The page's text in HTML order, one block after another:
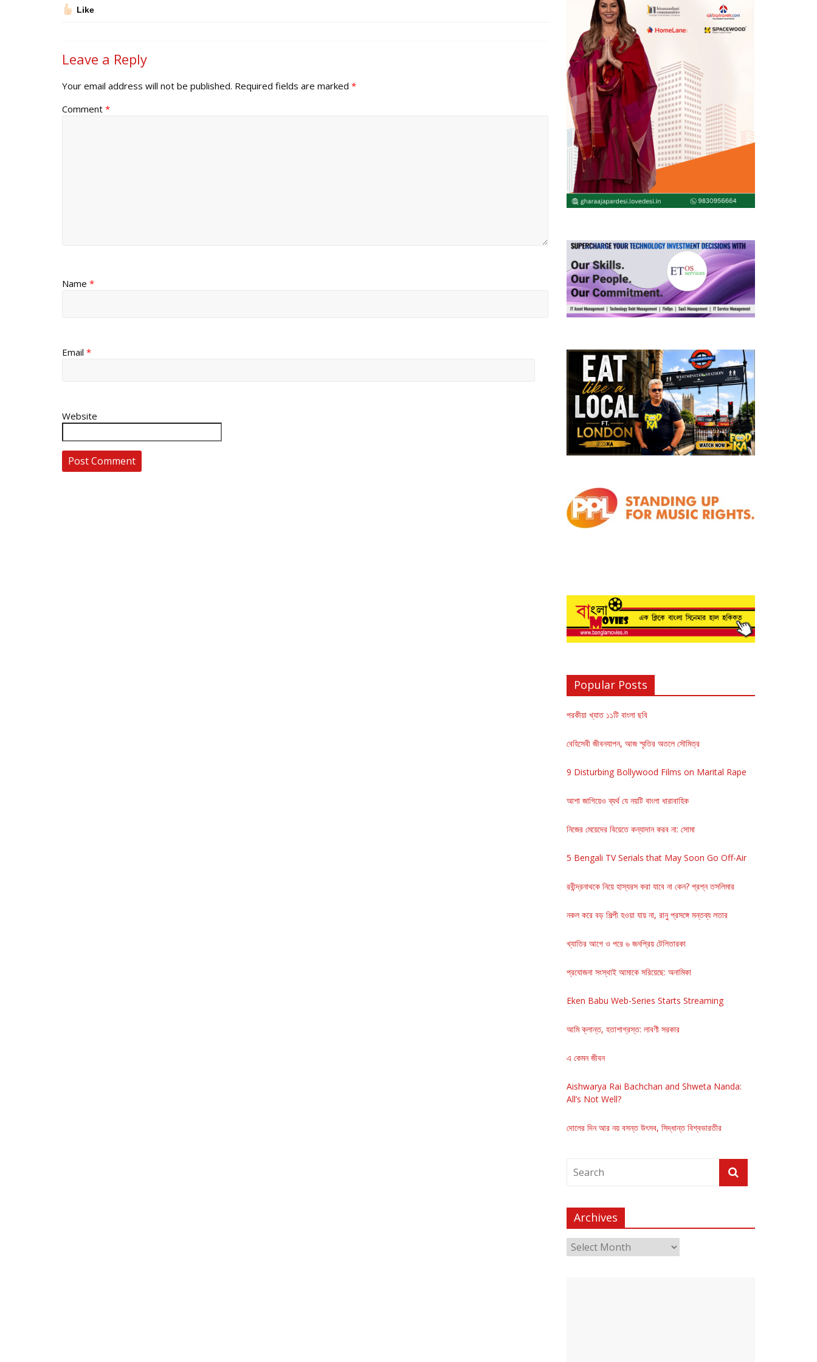
Like
Leave a Reply
Your email address will not be published. Required fields are marked *
Comment *
Name *
Email *
Website
Popular Posts
পরকীয়া খ্যাত ১১টি বাংলা ছবি
বেহিসেবী জীবনযাপন, আজ স্মৃতির অতলে সৌমিত্র
9 Disturbing Bollywood Films on Marital Rape
আশা জাগিয়েও ব্যর্থ যে নয়টি বাংলা ধারাবাহিক
নিজের মেয়েদের বিয়েতে কন্যাদান করব না: সোমা
5 Bengali TV Serials that May Soon Go Off-Air
রবীন্দ্রনাথকে নিয়ে হাস্যরস করা যাবে না কেন? প্রশ্ন তসলিমার
নকল করে বড় শিল্পী হওয়া যায় না, রানু প্রসঙ্গে মন্তব্য লতার
খ্যাতির আগে ও পরে ৬ জনপ্রিয় টেলিতারকা
প্রযোজনা সংস্থাই আমাকে সরিয়েছে: অনামিকা
Eken Babu Web-Series Starts Streaming
আমি ক্লান্ত, হতাশাগ্রস্ত: লাবণী সরকার
এ কেমন জীবন
Aishwarya Rai Bachchan and Shweta Nanda:
All’s Not Well?
দোলের দিন আর নয় বসন্ত উৎসব, সিদ্ধান্ত বিশ্বভারতীর
Archives